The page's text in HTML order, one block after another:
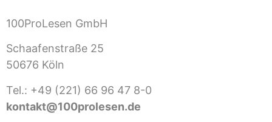
100ProLesen GmbH
Schaafenstraße 25
50676 Köln
Tel.: +49 (221) 66 96 47 8-0
kontakt@100prolesen.de